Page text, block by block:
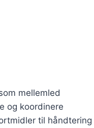
mellemled
og koordinere
til håndtering